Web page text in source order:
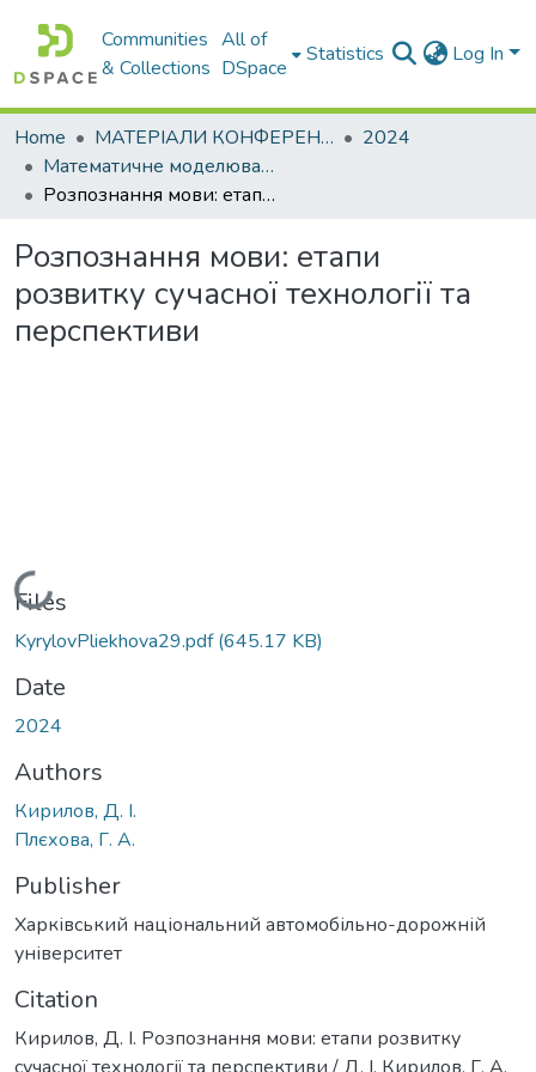
Communities
& Collections
All of
DSpace
Statistics Log In
Home МАТЕРІАЛИ КОНФЕРЕНЦІЙ
2024
Математичне моделювання та інформаційні технології сучасності
Розпознання мови: етапи розвитку сучасної технології та перспективи
Розпознання мови: етапи
розвитку сучасної технології та
перспективи
Loading...
Files
KyrylovPliekhova29.pdf(645.17 KB)
Date
2024
Authors
Кирилов, Д. І.
Плєхова, Г. А.
Publisher
Харківський національний автомобільно-дорожній
університет
Citation
Кирилов, Д. І. Розпознання мови: етапи розвитку